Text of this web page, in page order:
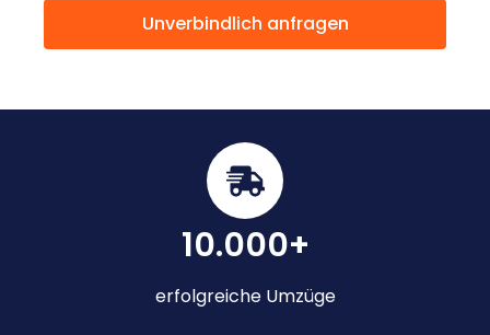
Unverbindlich anfragen
10.000+
erfolgreiche Umzüge